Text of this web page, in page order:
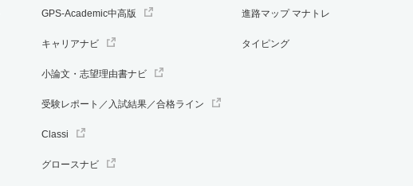
GPS-Academic中高版
キャリアナビ
小論文・志望理由書ナビ
受験レポート／入試結果／合格ライン
Classi
グロースナビ
進路マップ マナトレ
タイピング